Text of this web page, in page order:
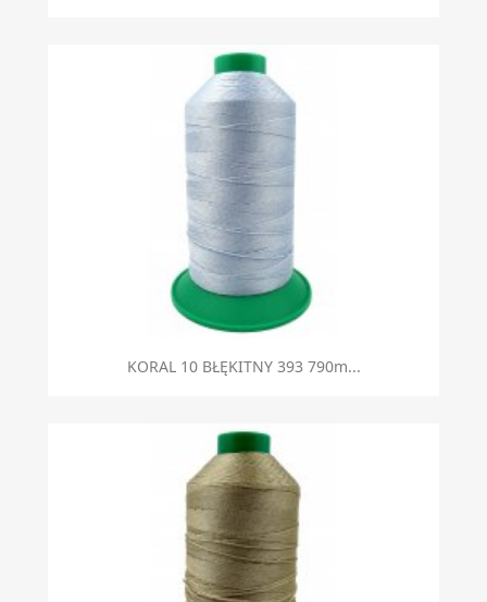
KORAL 10 BŁĘKITNY 393 790m...